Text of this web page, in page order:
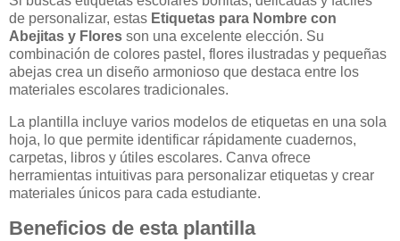
de personalizar, estas Etiquetas para Nombre con
Abejitas y Flores son una excelente elección. Su
combinación de colores pastel, flores ilustradas y pequeñas
abejas crea un diseño armonioso que destaca entre los
materiales escolares tradicionales.
La plantilla incluye varios modelos de etiquetas en una sola
hoja, lo que permite identificar rápidamente cuadernos,
carpetas, libros y útiles escolares. Canva ofrece
herramientas intuitivas para personalizar etiquetas y crear
materiales únicos para cada estudiante.
Beneficios de esta plantilla